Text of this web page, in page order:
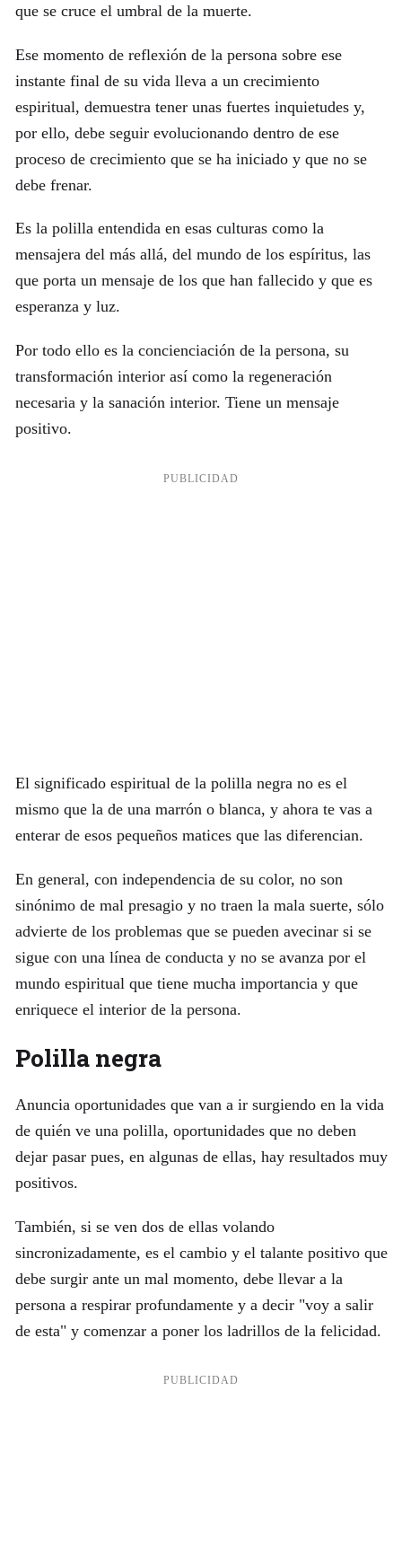
que se cruce el umbral de la muerte.
Ese momento de reflexión de la persona sobre ese
instante final de su vida lleva a un crecimiento
espiritual, demuestra tener unas fuertes inquietudes y,
por ello, debe seguir evolucionando dentro de ese
proceso de crecimiento que se ha iniciado y que no se
debe frenar.
Es la polilla entendida en esas culturas como la
mensajera del más allá, del mundo de los espíritus, las
que porta un mensaje de los que han fallecido y que es
esperanza y luz.
Por todo ello es la concienciación de la persona, su
transformación interior así como la regeneración
necesaria y la sanación interior. Tiene un mensaje
positivo.
El significado espiritual de la polilla negra no es el
mismo que la de una marrón o blanca, y ahora te vas a
enterar de esos pequeños matices que las diferencian.
En general, con independencia de su color, no son
sinónimo de mal presagio y no traen la mala suerte, sólo
advierte de los problemas que se pueden avecinar si se
sigue con una línea de conducta y no se avanza por el
mundo espiritual que tiene mucha importancia y que
enriquece el interior de la persona.
Polilla negra
Anuncia oportunidades que van a ir surgiendo en la vida
de quién ve una polilla, oportunidades que no deben
dejar pasar pues, en algunas de ellas, hay resultados muy
positivos.
También, si se ven dos de ellas volando
sincronizadamente, es el cambio y el talante positivo que
debe surgir ante un mal momento, debe llevar a la
persona a respirar profundamente y a decir "voy a salir
de esta" y comenzar a poner los ladrillos de la felicidad.